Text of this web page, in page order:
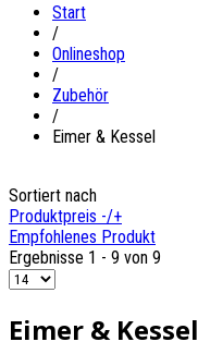
Start
/
Onlineshop
/
Zubehör
/
Eimer & Kessel
Sortiert nach
Produktpreis -/+
Empfohlenes Produkt
Ergebnisse 1 - 9 von 9
Eimer & Kessel